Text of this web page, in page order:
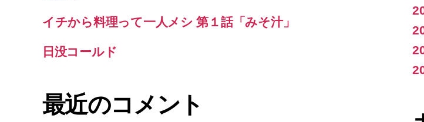
イチから料理って一人メシ 第１話「みそ汁」
日没コールド
最近のコメント